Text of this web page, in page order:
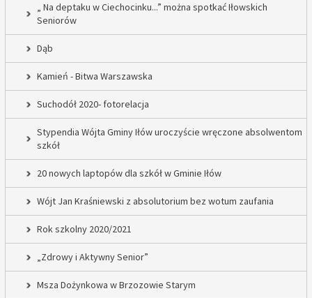
„ Na deptaku w Ciechocinku...” można spotkać Iłowskich
Seniorów
Dąb
Kamień - Bitwa Warszawska
Suchodół 2020- fotorelacja
Stypendia Wójta Gminy Iłów uroczyście wręczone absolwentom
szkół
20 nowych laptopów dla szkół w Gminie Iłów
Wójt Jan Kraśniewski z absolutorium bez wotum zaufania
Rok szkolny 2020/2021
„Zdrowy i Aktywny Senior”
Msza Dożynkowa w Brzozowie Starym